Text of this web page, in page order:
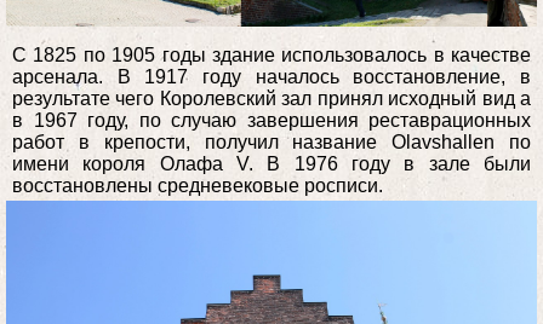
С 1825 по 1905 годы здание использовалось в качестве
арсенала. В 1917 году началось восстановление, в
результате чего Королевский зал принял исходный вид а
в 1967 году, по случаю завершения реставрационных
работ в крепости, получил название Olavshallen по
имени короля Олафа V. В 1976 году в зале были
восстановлены средневековые росписи.